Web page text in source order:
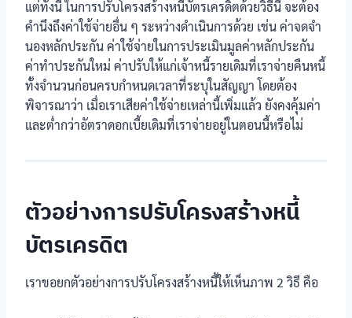
แต่ทั้งนี้ ในการปรับโครงสร้างหนี้บัตรเครดิตด้วยวิธีนี้ จะต้อง
คำนึงถึงค่าใช้จ่ายอื่น ๆ ระหว่างดำเนินการด้วย เช่น ค่าจดจำ
นองหลักประกัน ค่าใช้จ่ายในการประเมินมูลค่าหลักประกัน
ค่าทำประกันใหม่ ค่าปรับให้แก่เจ้าหนี้รายเดิมที่เราจ่ายคืนหนี้
ทั้งจำนวนก่อนครบกำหนดเวลาที่ระบุในสัญญา โดยต้อง
พิจารณาว่า เมื่อเราเสียค่าใช้จ่ายเหล่านี้เพิ่มแล้ว ยังคงคุ้มค่า
และต่ำกว่าอัตราดอกเบี้ยเดิมที่เราจ่ายอยู่ในตอนนี้หรือไม่
ตัวอย่างการปรับโครงสร้างหนี้
บัตรเครดิต
เราขอยกตัวอย่างการปรับโครงสร้างหนี้ให้เห็นภาพ 2 วิธี คือ